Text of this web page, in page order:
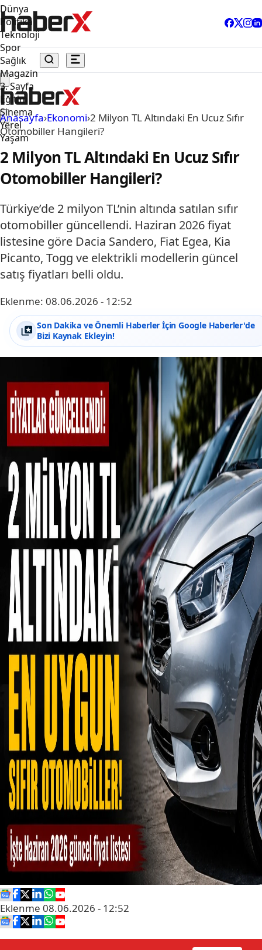
Dünya
Politika
Teknoloji
Spor
Sağlık
Magazin
3. Sayfa
Eğitim
Sinema
Yerel
Yaşam
Anasayfa›Ekonomi›2 Milyon TL Altındaki En Ucuz Sıfır
Otomobiller Hangileri?
2 Milyon TL Altındaki En Ucuz Sıfır
Otomobiller Hangileri?
Türkiye’de 2 milyon TL’nin altında satılan sıfır
otomobiller güncellendi. Haziran 2026 fiyat
listesine göre Dacia Sandero, Fiat Egea, Kia
Picanto, Togg ve elektrikli modellerin güncel
satış fiyatları belli oldu.
Eklenme: 08.06.2026 - 12:52
Son Dakika ve Önemli Haberler İçin Google Haberler'de
Bizi Kaynak Ekleyin!
Eklenme 08.06.2026 - 12:52